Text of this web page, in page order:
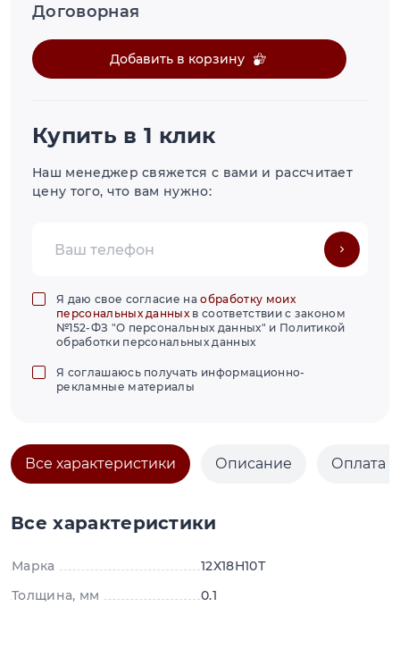
Договорная
Добавить в корзину
Купить в 1 клик
Наш менеджер свяжется с вами и рассчитает
цену того, что вам нужно:
Я даю свое согласие наобработку моих
персональных данныхв соответствии с законом
№152-ФЗ "О персональных данных" и Политикой
обработки персональных данных
Я соглашаюсь получать информационно-
рекламные материалы
Все характеристики Описание Оплата
Все характеристики
Марка
12Х18Н10Т
Толщина, мм
0.1